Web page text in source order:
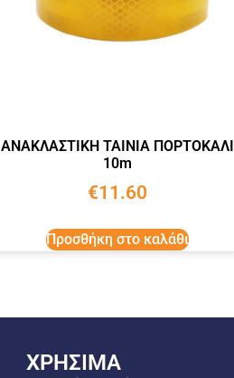
ΑΝΑΚΛΑΣΤΙΚΗ ΤΑΙΝΙΑ ΠΟΡΤΟΚΑΛΙ
10m
€11.60
Προσθήκη στο καλάθι
ΧΡΗΣΙΜΑ